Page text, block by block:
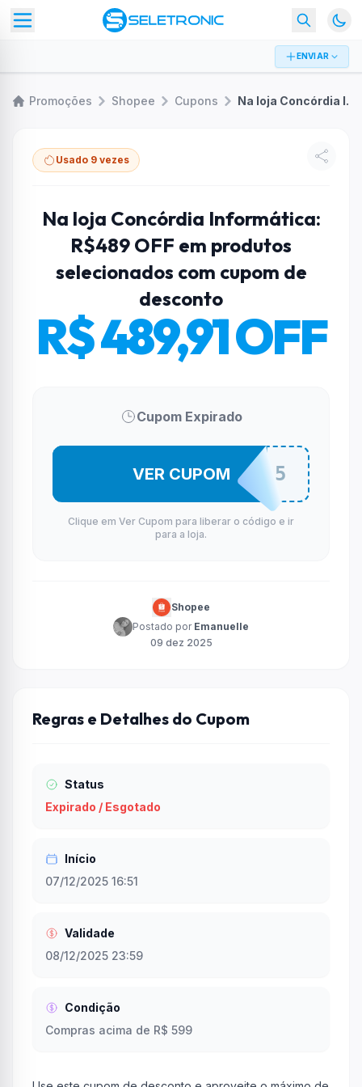
ENVIAR
Promoções Shopee Cupons Na loja Concórdia Informática: R$489 OFF em produtos selecionados com cupom de desconto
Usado 9 vezes
Na loja Concórdia Informática:
R$489 OFF em produtos
selecionados com cupom de
desconto
R$ 489,91 OFF
Cupom Expirado
CONC165
VER CUPOM
Clique em Ver Cupom para liberar o código e ir
para a loja.
Shopee
Postado por Emanuelle
09 dez 2025
Regras e Detalhes do Cupom
Status
Expirado / Esgotado
Início
07/12/2025 16:51
Validade
08/12/2025 23:59
Condição
Compras acima de R$ 599